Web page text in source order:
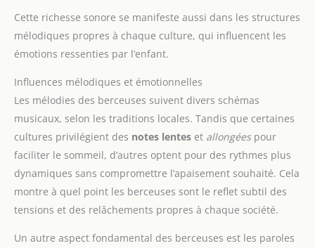
Cette richesse sonore se manifeste aussi dans les structures
mélodiques propres à chaque culture, qui influencent les
émotions ressenties par l’enfant.
Influences mélodiques et émotionnelles
Les mélodies des berceuses suivent divers schémas
musicaux, selon les traditions locales. Tandis que certaines
cultures privilégient des notes lentes et allongéespour
faciliter le sommeil, d’autres optent pour des rythmes plus
dynamiques sans compromettre l’apaisement souhaité. Cela
montre à quel point les berceuses sont le reflet subtil des
tensions et des relâchements propres à chaque société.
Un autre aspect fondamental des berceuses est les paroles